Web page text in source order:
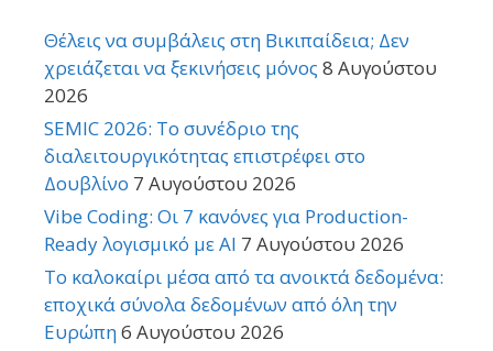
Θέλεις να συμβάλεις στη Βικιπαίδεια; Δεν
χρειάζεται να ξεκινήσεις μόνος 8 Αυγούστου
2026
SEMIC 2026: Το συνέδριο της
διαλειτουργικότητας επιστρέφει στο
Δουβλίνο 7 Αυγούστου 2026
Vibe Coding: Οι 7 κανόνες για Production-
Ready λογισμικό με AI 7 Αυγούστου 2026
Το καλοκαίρι μέσα από τα ανοικτά δεδομένα:
εποχικά σύνολα δεδομένων από όλη την
Ευρώπη6 Αυγούστου 2026